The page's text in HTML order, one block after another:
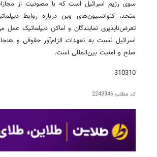
سوی رژیم اسرائیل است که با مصونیت از
متحد، کنوانسیون‌های وین درباره روابط
تعرض‌ناپذیری نمایندگان و اماکن دیپلماتیک عمل
اسرائیل نسبت به تعهدات الزام‌آور حقوقی و
صلح و امنیت بین‌المللی است.
310310
کد مطلب2243346